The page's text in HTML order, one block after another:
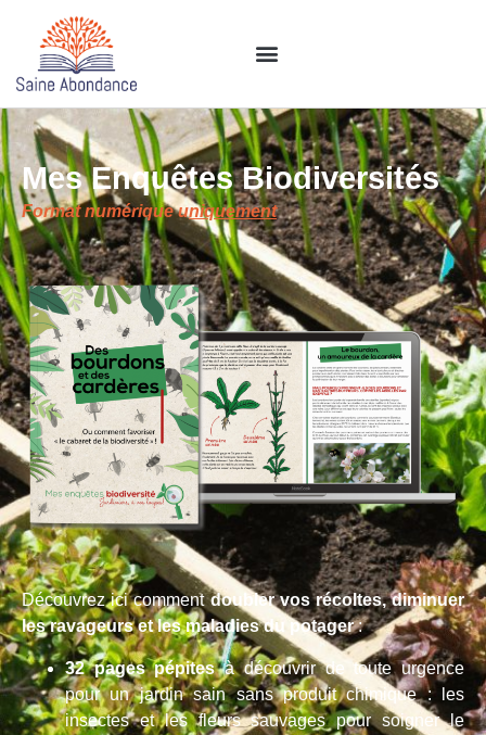
Mes Enquêtes Biodiversités
Format numérique uniquement
Découvrez ici commentdoubler vos récoltes, diminuer
les ravageurs et les maladies du potager:
32 pages pépitesà découvrir de toute urgence
pour un jardin sain sans produit chimique : les
insectes et les fleurs sauvages pour soigner le